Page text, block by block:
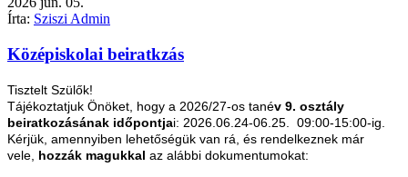
Írta: Sziszi Admin
Középiskolai beiratkzás
Tisztelt Szülők!
Tájékoztatjuk Önöket, hogy a 2026/27-os tanév 9. osztály
beiratkozásának időpontjai: 2026.06.24-06.25. 09:00-15:00-ig.
Kérjük, amennyiben lehetőségük van rá, és rendelkeznek már
vele, hozzák magukkal az alábbi dokumentumokat: